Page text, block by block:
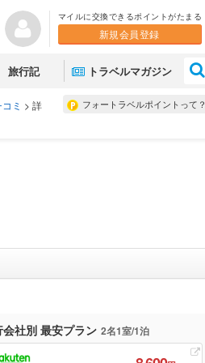
マイルに交換できるポイントがたまる
新規会員登録
旅行記 トラベルマガジン
フォートラベルポイントって？
ミ > 詳
会社別 最安プラン 2名1室/1泊